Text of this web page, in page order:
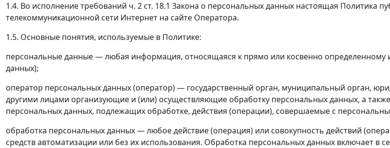
1.4. Во исполнение требований ч. 2 ст. 18.1 Закона о персональных данных настоящая Политика
телекоммуникационной сети Интернет на сайте Оператора.
1.5. Основные понятия, используемые в Политике:
персональные данные — любая информация, относящаяся к прямо или косвенно определенному
данных);
оператор персональных данных (оператор) — государственный орган, муниципальный орган,
другими лицами организующие и (или) осуществляющие обработку персональных данных, а
персональных данных, подлежащих обработке, действия (операции), совершаемые с
обработка персональных данных — любое действие (операция) или совокупность действий
средств автоматизации или без их использования. Обработка персональных данных включает в